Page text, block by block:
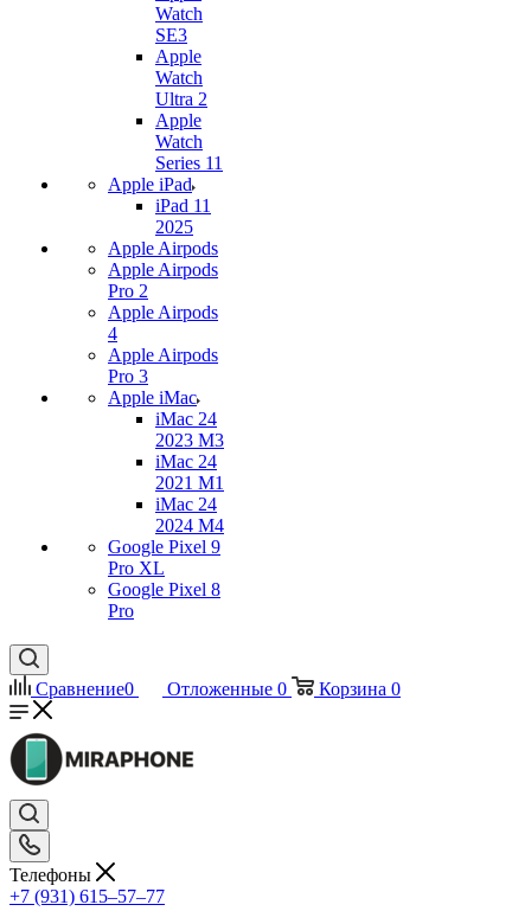
Watch
SE3
Apple
Watch
Ultra 2
Apple
Watch
Series 11
Apple iPad
iPad 11
2025
Apple Airpods
Apple Airpods
Pro 2
Apple Airpods
4
Apple Airpods
Pro 3
Apple iMac
iMac 24
2023 M3
iMac 24
2021 M1
iMac 24
2024 M4
Google Pixel 9
Pro XL
Google Pixel 8
Pro
Сравнение0 Отложенные 0 Корзина 0
Телефоны
+7 (931) 615‒57‒77